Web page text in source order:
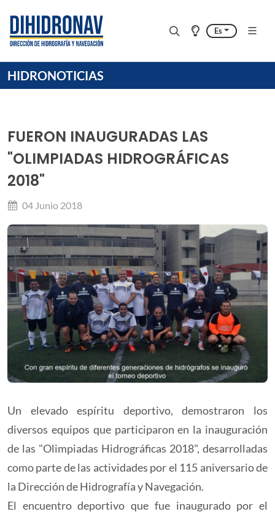
Es
HIDRONOTICIAS
FUERON INAUGURADAS LAS
"OLIMPIADAS HIDROGRÁFICAS
2018"
04 Junio 2018
Un elevado espíritu deportivo, demostraron los
diversos equipos que participaron en la inauguración
de las "Olimpiadas Hidrográficas 2018", desarrolladas
como parte de las actividades por el 115 aniversario de
la Dirección de Hidrografía y Navegación.
El encuentro deportivo que fue inaugurado por el